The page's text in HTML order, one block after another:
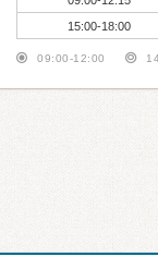
15:00-18:00
09:00-12:00